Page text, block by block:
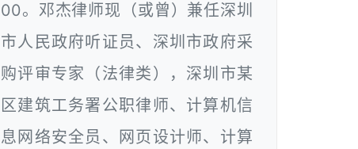
00。邓杰律师现（或曾）兼任深圳
市人民政府听证员、深圳市政府采
购评审专家（法律类），深圳市某
区建筑工务署公职律师、计算机信
息网络安全员、网页设计师、计算